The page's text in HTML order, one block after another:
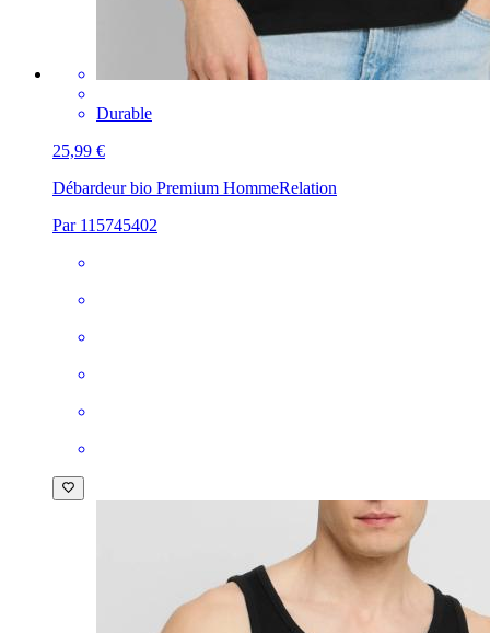
Durable
25,99 €
Débardeur bio Premium HommeRelation
Par 115745402